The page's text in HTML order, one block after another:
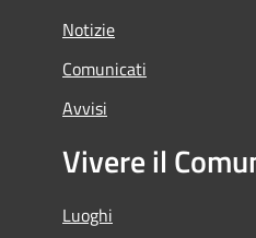
Notizie
Comunicati
Avvisi
Vivere il
Luoghi